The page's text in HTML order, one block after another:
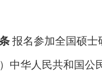
报名参加全国硕士
）中华人民共和国公